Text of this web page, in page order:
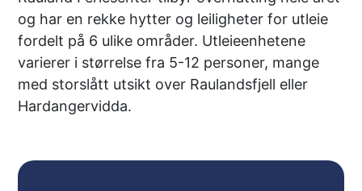
og har en rekke hytter og leiligheter for utleie
fordelt på 6 ulike områder. Utleieenhetene
varierer i størrelse fra 5-12 personer, mange
med storslått utsikt over Raulandsfjell eller
Hardangervidda.